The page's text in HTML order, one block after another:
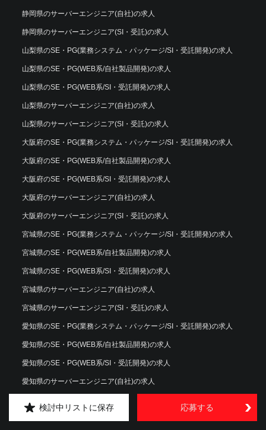
静岡県のサーバーエンジニア(自社)の求人
静岡県のサーバーエンジニア(SI・受託)の求人
山梨県のSE・PG(業務システム・パッケージ/SI・受託開発)の求人
山梨県のSE・PG(WEB系/自社製品開発)の求人
山梨県のSE・PG(WEB系/SI・受託開発)の求人
山梨県のサーバーエンジニア(自社)の求人
山梨県のサーバーエンジニア(SI・受託)の求人
大阪府のSE・PG(業務システム・パッケージ/SI・受託開発)の求人
大阪府のSE・PG(WEB系/自社製品開発)の求人
大阪府のSE・PG(WEB系/SI・受託開発)の求人
大阪府のサーバーエンジニア(自社)の求人
大阪府のサーバーエンジニア(SI・受託)の求人
宮城県のSE・PG(業務システム・パッケージ/SI・受託開発)の求人
宮城県のSE・PG(WEB系/自社製品開発)の求人
宮城県のSE・PG(WEB系/SI・受託開発)の求人
宮城県のサーバーエンジニア(自社)の求人
宮城県のサーバーエンジニア(SI・受託)の求人
愛知県のSE・PG(業務システム・パッケージ/SI・受託開発)の求人
愛知県のSE・PG(WEB系/自社製品開発)の求人
愛知県のSE・PG(WEB系/SI・受託開発)の求人
愛知県のサーバーエンジニア(自社)の求人
検討中リストに保存 応募する